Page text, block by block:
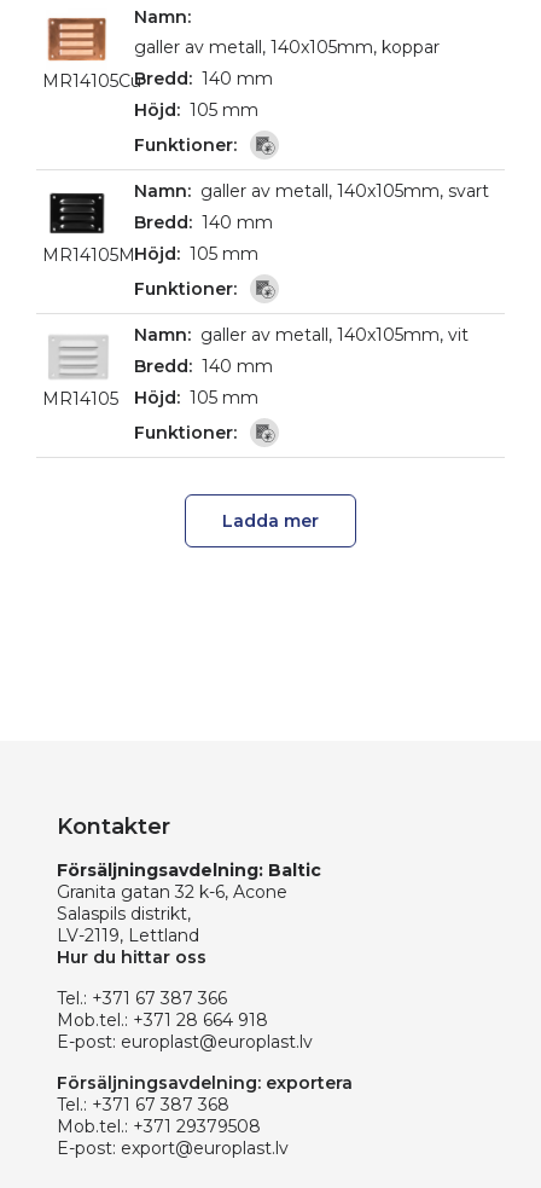
MR14105Cu
galler av metall, 140x105mm, koppar
140 mm
105 mm
MR14105M
galler av metall, 140x105mm, svart
140 mm
105 mm
MR14105
galler av metall, 140x105mm, vit
140 mm
105 mm
Ladda mer
Kontakter
Försäljningsavdelning: Baltic
Granita gatan 32 k-6, Acone
Salaspils distrikt,
LV-2119, Lettland
Hur du hittar oss
Tel.: +371 67 387 366
Mob.tel.: +371 28 664 918
E-post: europlast@europlast.lv
Försäljningsavdelning: exportera
Tel.: +371 67 387 368
Mob.tel.: +371 29379508
E-post: export@europlast.lv